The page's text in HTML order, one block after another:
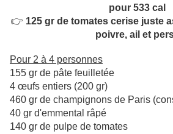
pour 533 cal
👉 125 gr de tomates cerise juste
poivre, ail et
Pour 2 à 4 personnes
155 gr de pâte feuilletée
4 œufs entiers (200 gr)
460 gr de champignons de Paris
40 gr d'emmental râpé
140 gr de pulpe de tomates